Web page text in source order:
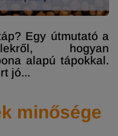
Egy útmutató a
hogyan
alapú tápokkal.
jó...
minősége